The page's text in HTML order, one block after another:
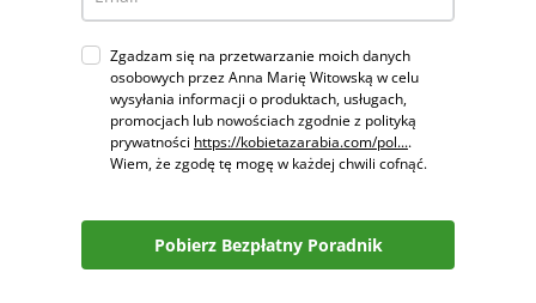
Zgadzam się na przetwarzanie moich danych
osobowych przez Anna Marię Witowską w celu
wysyłania informacji o produktach, usługach,
promocjach lub nowościach zgodnie z polityką
prywatności https://kobietazarabia.com/pol....
Wiem, że zgodę tę mogę w każdej chwili cofnąć.
Pobierz Bezpłatny Poradnik